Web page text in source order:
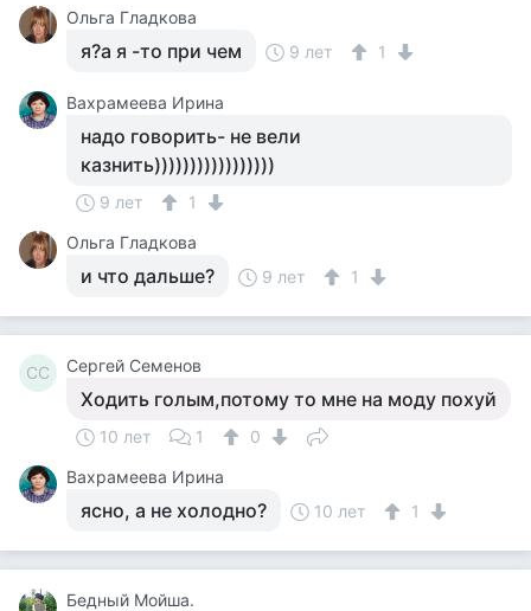
Ольга Гладкова
я?а я -то при чем 9 лет 1
Вахрамеева Ирина
надо говорить- не вели
казнить)))))))))))))))))
9 лет
1
Ольга Гладкова
и что дальше? 9 лет 1
СС Сергей Семенов
Ходить голым,потому то мне на моду похуй
10 лет 1
0
Вахрамеева Ирина
ясно, а не холодно? 10 лет 1
Бедный Мойша.